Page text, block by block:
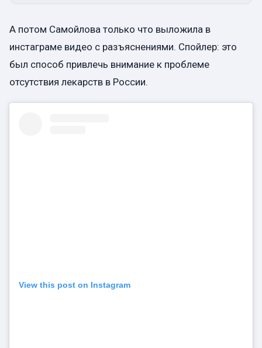
А потом Самойлова только что выложила в
инстаграме видео с разъяснениями. Спойлер: это
был способ привлечь внимание к проблеме
отсутствия лекарств в России.
View this post on Instagram